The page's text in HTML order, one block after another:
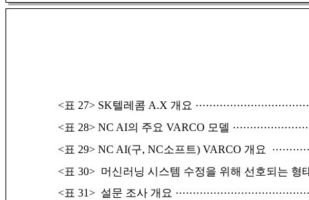
<표 27> SK텔레콤 A.X 개요
<표 28> NC AI의 주요 VARCO 모델
<표 29> NC AI(구, NC소프트) VARCO 개요
<표 30> 머신러닝 시스템 수정을 위해 선호되는 형
<표 31> 설문 조사 개요